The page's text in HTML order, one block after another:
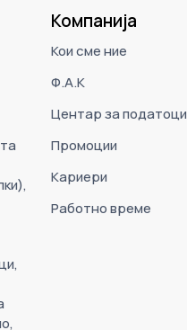
Компанија
Кои сме ние
Ф.А.К
Центар за податоци
Промоции
Кариери
Работно време